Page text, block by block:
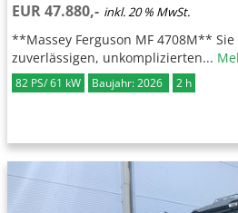
EUR 47.880,- inkl. 20 % MwSt.
**Massey Ferguson MF 4708M**
zuverlässigen, unkomplizierten...
82 PS/ 61 kW Baujahr: 2026 2 h